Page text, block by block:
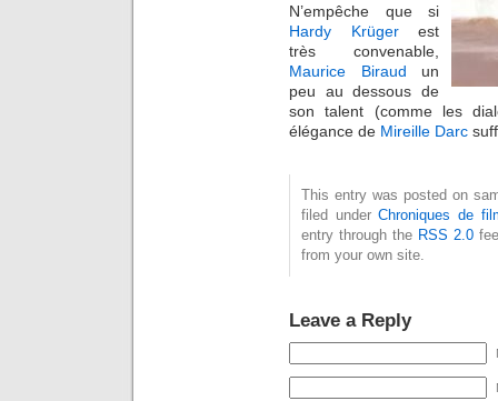
N’empêche que si
Hardy Krügerest
très convenable,
Maurice Biraud un
peu au dessous de
son talent (comme les
élégance de Mireille Darc
This entry was posted on
filed underChroniques de
entry through the RSS 2.0
from your own site.
Leave a Reply